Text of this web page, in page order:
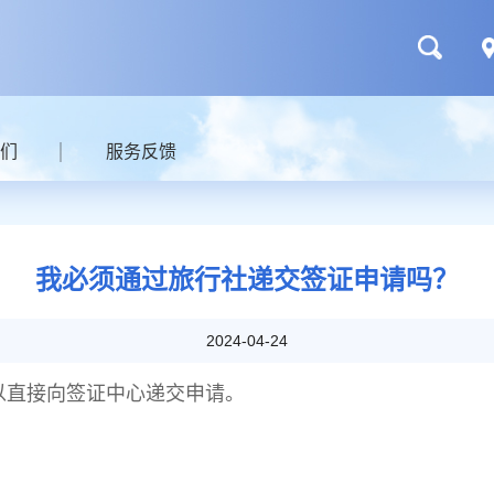
服务反馈
我必须通过旅行社递交签证申请吗？
2024-04-24
接向签证中心递交申请。